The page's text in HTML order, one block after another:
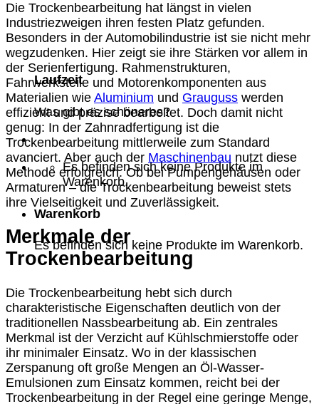
Laufzeit
Was gibt es schöneres?
Es befinden sich keine Produkte im
Warenkorb.
Warenkorb
Es befinden sich keine Produkte im Warenkorb.
Die Trockenbearbeitung hat längst in vielen
Industriezweigen ihren festen Platz gefunden.
Besonders in der Automobilindustrie ist sie nicht mehr
wegzudenken. Hier zeigt sie ihre Stärken vor allem in
der Serienfertigung. Rahmenstrukturen,
Fahrwerksteile und Motorenkomponenten aus
Materialien wie Aluminium und Grauguss werden
effizient und präzise bearbeitet. Doch damit nicht
genug: In der Zahnradfertigung ist die
Trockenbearbeitung mittlerweile zum Standard
avanciert. Aber auch der Maschinenbau nutzt diese
Methode erfolgreich. Ob bei Pumpengehäusen oder
Armaturen – die Trockenbearbeitung beweist stets
ihre Vielseitigkeit und Zuverlässigkeit.
Merkmale der
Trockenbearbeitung
Die Trockenbearbeitung hebt sich durch
charakteristische Eigenschaften deutlich von der
traditionellen Nassbearbeitung ab. Ein zentrales
Merkmal ist der Verzicht auf Kühlschmierstoffe oder
ihr minimaler Einsatz. Wo in der klassischen
Zerspanung oft große Mengen an Öl-Wasser-
Emulsionen zum Einsatz kommen, reicht bei der
Trockenbearbeitung in der Regel eine geringe Menge,